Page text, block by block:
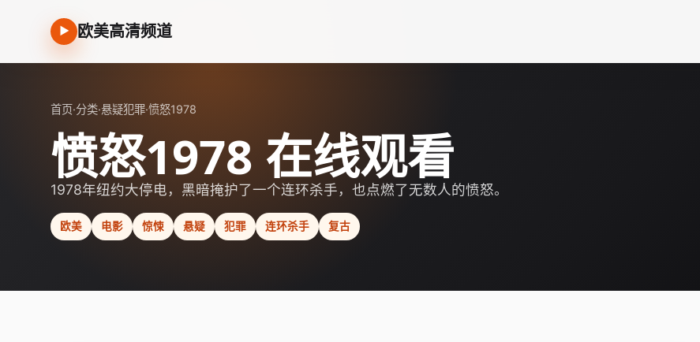
▶ 欧美高清频道
首页·分类·悬疑犯罪·愤怒1978
愤怒1978 在线观看
1978年纽约大停电，黑暗掩护了一个连环杀手，也点燃了无数人的愤怒。
欧美 电影 惊悚 悬疑 犯罪 连环杀手 复古